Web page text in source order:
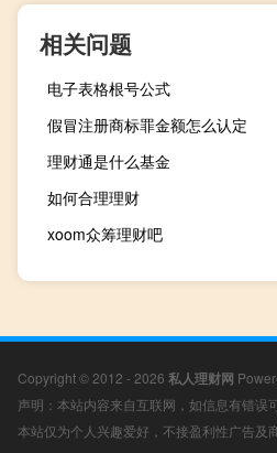
相关问题
电子表格根号公式
假冒注册商标罪金额怎么认定
理财通是什么基金
如何合理理财
xoom众筹理财吧
Copyright © 2012 - 2026 私人理财网
声明：本站内容来自互联网，如信息有错
本站仅为个人兴趣爱好，不接盈利性广告及